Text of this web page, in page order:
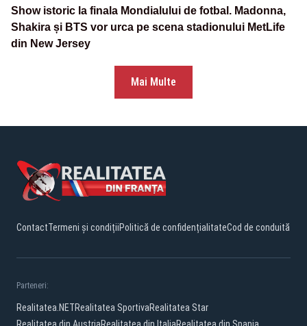
Show istoric la finala Mondialului de fotbal. Madonna,
Shakira și BTS vor urca pe scena stadionului MetLife
din New Jersey
Mai Multe
ContactTermeni și condițiiPolitică de confidențialitateCod de conduită
Parteneri:
Realitatea.NETRealitatea SportivaRealitatea Star